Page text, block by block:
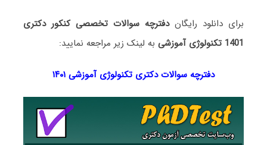
برای دانلود رایگاندفترچه سوالات تخصصی کنکور دکتری
1401 تکنولوژی آموزشی
به لینک زیر مراجعه نمایید:
دفترچه سوالات دکتری تکنولوژی آموزشی ۱۴۰۱